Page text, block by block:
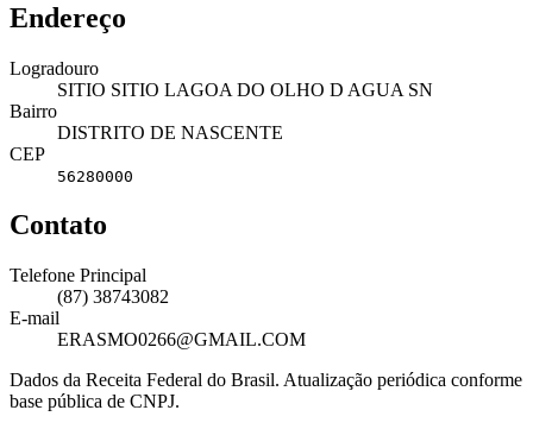
Endereço
Logradouro
SITIO SITIO LAGOA DO OLHO D AGUA SN
Bairro
DISTRITO DE NASCENTE
CEP
56280000
Contato
Telefone Principal
(87) 38743082
E-mail
ERASMO0266@GMAIL.COM
Dados da Receita Federal do Brasil. Atualização periódica conforme
base pública de CNPJ.